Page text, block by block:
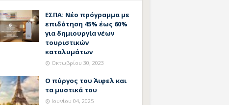
ΕΣΠΑ: Νέο πρόγραμμα με
επιδότηση 45% έως 60%
για δημιουργία νέων
τουριστικών
καταλυμάτων
Οκτωβρίου 30, 2023
Ο πύργος του Άιφελ και
τα μυστικά του
Ιουνίου 04, 2025